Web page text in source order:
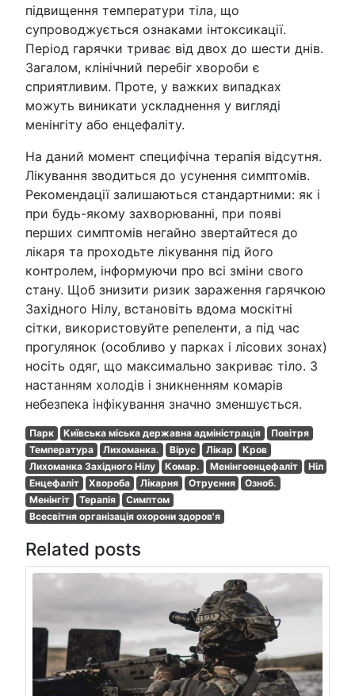
підвищення температури тіла, що
супроводжується ознаками інтоксикації.
Період гарячки триває від двох до шести днів.
Загалом, клінічний перебіг хвороби є
сприятливим. Проте, у важких випадках
можуть виникати ускладнення у вигляді
менінгіту або енцефаліту.
На даний момент специфічна терапія відсутня.
Лікування зводиться до усунення симптомів.
Рекомендації залишаються стандартними: як і
при будь-якому захворюванні, при появі
перших симптомів негайно звертайтеся до
лікаря та проходьте лікування під його
контролем, інформуючи про всі зміни свого
стану. Щоб знизити ризик зараження гарячкою
Західного Нілу, встановіть вдома москітні
сітки, використовуйте репеленти, а під час
прогулянок (особливо у парках і лісових зонах)
носіть одяг, що максимально закриває тіло. З
настанням холодів і зникненням комарів
небезпека інфікування значно зменшується.
Парк Київська міська державна адміністрація
Повітря
Температура
Лихоманка. Вірус Лікар
Кров
Лихоманка Західного Нілу
Комар. Менінгоенцефаліт
Ніл
Енцефаліт
Хвороба Лікарня Отруєння
Озноб.
Менінгіт
Терапія
Симптом
Всесвітня організація охорони здоров'я
Related posts